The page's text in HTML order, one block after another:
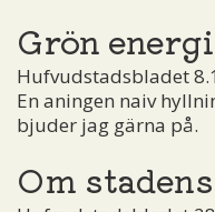
Grön energi
Hufvudstadsbladet
En aningen naiv
bjuder jag gärna på.
Om